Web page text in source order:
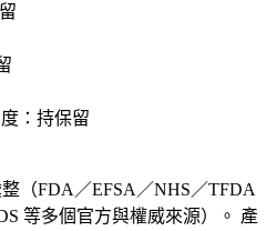
：持保留
（FDA／EFSA／NHS／TFDA
等多個官方與權威來源）。 產